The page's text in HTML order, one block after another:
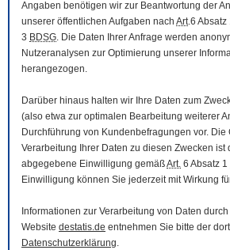
Angaben benötigen wir zur Beantwortung der
unserer öffentlichen Aufgaben nach Art.6 Absatz
3 BDSG. Die Daten Ihrer Anfrage werden
Nutzeranalysen zur Optimierung unserer
herangezogen.
Darüber hinaus halten wir Ihre Daten zum
(also etwa zur optimalen Bearbeitung weiterer
Durchführung von Kundenbefragungen vor. Die
Verarbeitung Ihrer Daten zu diesen Zwecken ist
abgegebene Einwilligung gemäßArt. 6 Absatz 1
Einwilligung können Sie jederzeit mit Wirkung
Informationen zur Verarbeitung von Daten
Website destatis.de entnehmen Sie bitte der
Datenschutzerklärung.